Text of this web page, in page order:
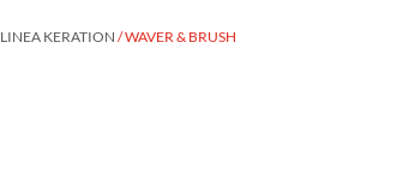
LINEA KERATION / WAVER & BRUSH